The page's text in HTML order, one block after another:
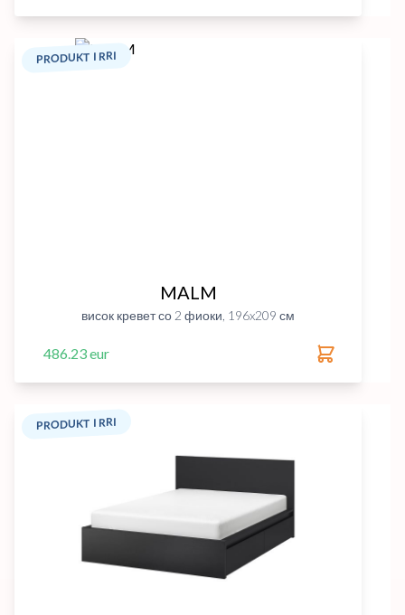
PRODUKT I RRI
MALM
висок кревет со 2 фиоки, 196x209 см
486.23 eur
PRODUKT I RRI